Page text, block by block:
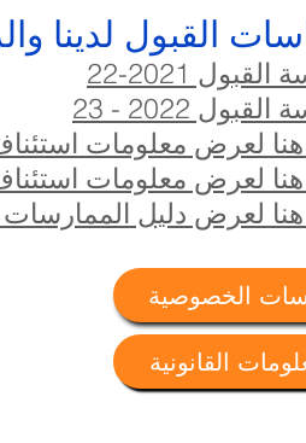
القبول لدينا
2021-22
2022 - 23
هنا لعرض معلومات
هنا لعرض معلومات
هنا لعرض دليل الممارسات
الخصوصية
القانونية